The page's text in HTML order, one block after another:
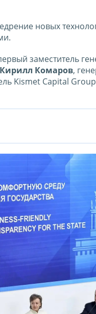
новых
заместитель
Кирилл Комаров,
Kismet Capital Group